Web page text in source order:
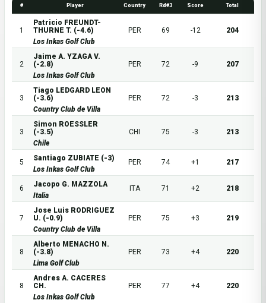
# Player Country Rd#3 Score Total
1
Patricio FREUNDT-
THURNE T. (-4.6)
Los Inkas Golf Club
PER 69 -12 204
2
Jaime A. YZAGA V.
(-2.8)
Los Inkas Golf Club
PER 72 -9 207
3
Tiago LEDGARD LEON
(-3.6)
Country Club de Villa
PER 72 -3 213
3
Simon ROESSLER
(-3.5)
Chile
CHI 75 -3 213
5
Santiago ZUBIATE (-3)
Los Inkas Golf Club
PER 74 +1 217
6
Jacopo G. MAZZOLA
Italia
ITA 71 +2 218
7
Jose Luis RODRIGUEZ
U. (-0.9)
Country Club de Villa
PER 75 +3 219
8
Alberto MENACHO N.
(-3.8)
Lima Golf Club
PER 73 +4 220
8
Andres A. CACERES
CH.
Los Inkas Golf Club
PER 77 +4 220